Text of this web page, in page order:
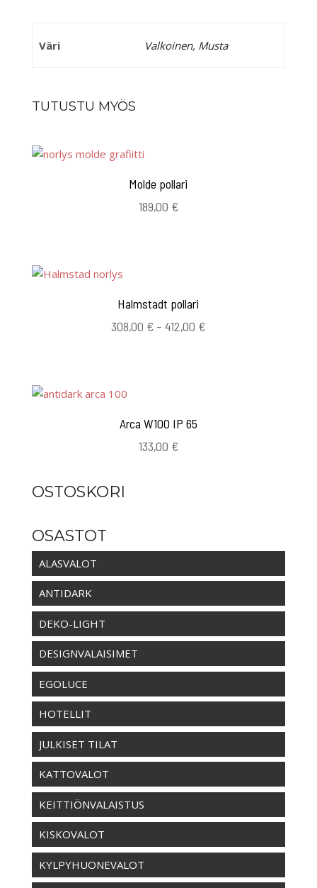
Väri Valkoinen, Musta
TUTUSTU MYÖS
Molde pollari
189,00 €
Halmstadt pollari
308,00 € – 412,00 €Hintaluokka:
Arca W100 IP 65
133,00 €
OSTOSKORI
OSASTOT
ALASVALOT
ANTIDARK
DEKO-LIGHT
DESIGNVALAISIMET
EGOLUCE
HOTELLIT
JULKISET TILAT
KATTOVALOT
KEITTIÖNVALAISTUS
KISKOVALOT
KYLPYHUONEVALOT